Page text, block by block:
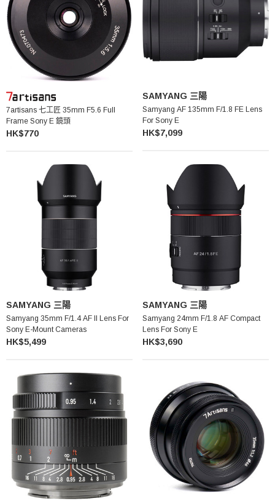
7artisans 七工匠 35mm F5.6 Full
Frame Sony E 鏡頭
HK$770
SAMYANG 三陽
Samyang AF 135mm F/1.8 FE Lens
For Sony E
HK$7,099
SAMYANG 三陽
Samyang 35mm F/1.4 AF II Lens For
Sony E-Mount Cameras
HK$5,499
SAMYANG 三陽
Samyang 24mm F/1.8 AF Compact
Lens For Sony E
HK$3,690